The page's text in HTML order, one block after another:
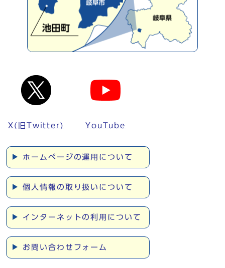
X(旧Twitter) YouTube
ホームページの運用について
個人情報の取り扱いについて
インターネットの利用について
お問い合わせフォーム